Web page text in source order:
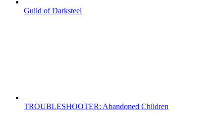
Guild of Darksteel
TROUBLESHOOTER: Abandoned Children